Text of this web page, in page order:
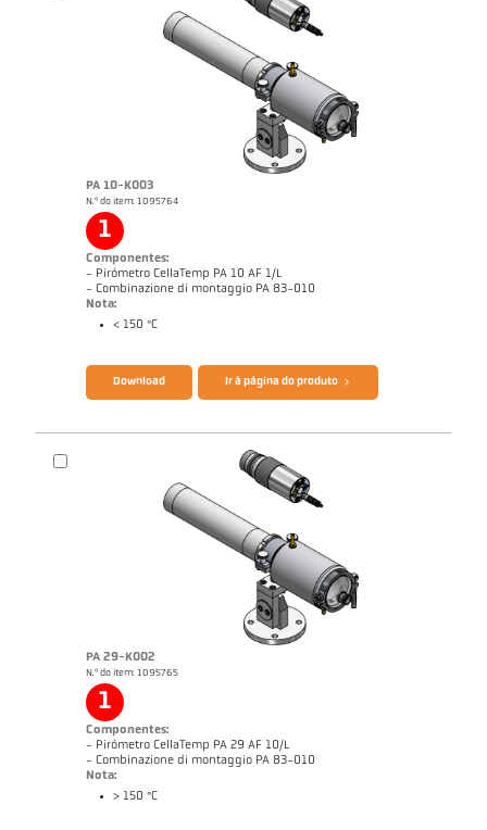
PA 10-K003
N.º do item: 1095764
1
Componentes:
- Pirómetro CellaTemp PA 10 AF 1/L
- Combinazione di montaggio PA 83-010
Nota:
< 150 °C
Download Ir à página do produto
PA 29-K002
N.º do item: 1095765
1
Componentes:
- Pirómetro CellaTemp PA 29 AF 10/L
- Combinazione di montaggio PA 83-010
Nota:
> 150 °C